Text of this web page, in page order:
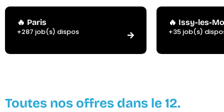
🔥 Paris
+287 job(s) dispos
🔥 Issy-les-
+35 job(s)
Toutes nos offres dans le 12.